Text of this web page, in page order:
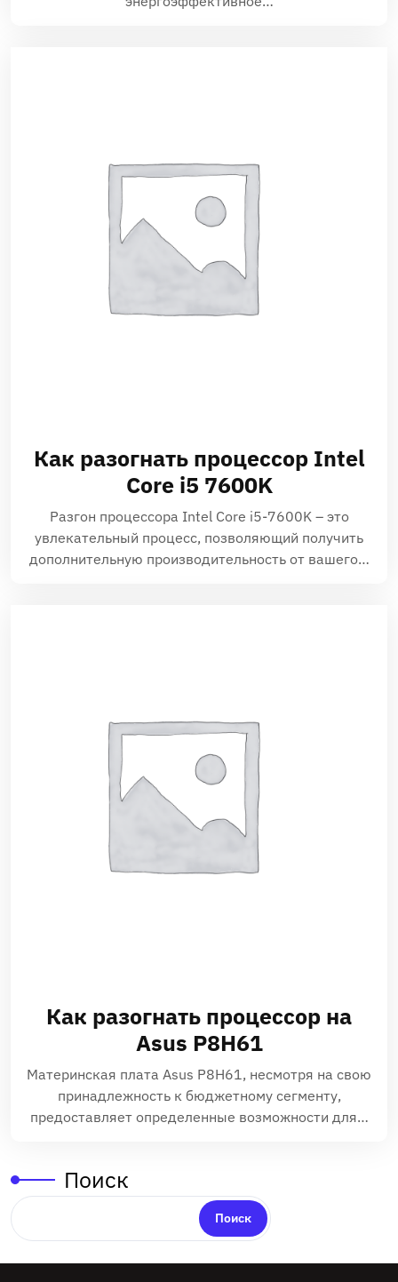
Как разогнать процессор Intel
Core i5 7600K
Разгон процессора Intel Core i5-7600K – это
увлекательный процесс, позволяющий получить
дополнительную производительность от вашего…
Как разогнать процессор на
Asus P8H61
Материнская плата Asus P8H61, несмотря на свою
принадлежность к бюджетному сегменту,
предоставляет определенные возможности для…
Поиск
Поиск